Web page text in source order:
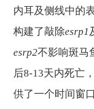
内耳及侧线中的
构建了敲除esrp1
esrp2不影响斑马
后8-13天内死亡
供了一个时间窗口